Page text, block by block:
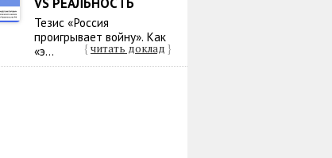
Тезис «Россия
проигрывает войну». Как
«э...
{ читать доклад }